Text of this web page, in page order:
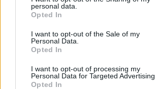
grant or deny consent to Google and its
use your data for below specified purposes
consent section.
personal data.
Opted In
I want to opt-out of the Sale of my
Personal Data.
Opted In
I want to opt-out of processing my
Personal Data for Targeted Advertising.
Opted In